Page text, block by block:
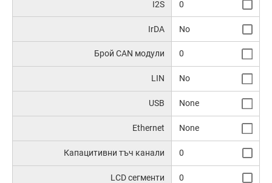
I2S 0
IrDA No
Брой CAN модули 0
LIN No
USB None
Ethernet None
Капацитивни тъч канали 0
LCD сегменти 0